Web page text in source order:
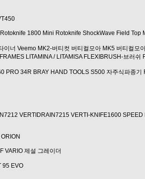
Rotoknife 1800 Mini Rotoknife ShockWave Field Top
이너 Veemo MK2-버티컷 버티컬모아 MK5 버티컬모
LITAMINA / LITAMISA FLEXIBRUSH-브러쉬
PRO 34R BRAY HAND TOOLS S500 자주식파종기
VERTIDRAIN7215 VERTI-KNIFE1600 SPEED
ORION
VARIO 제설 그레이더
95 EVO